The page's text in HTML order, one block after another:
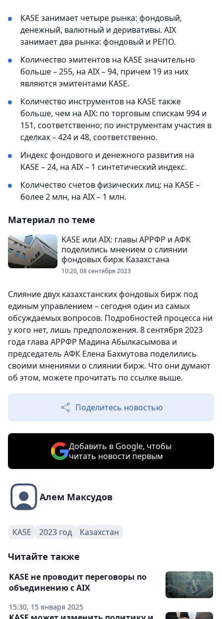
KASE занимает четыре рынка: фондовый,
денежный, валютный и деривативы. AIX
занимает два рынка: фондовый и РЕПО.
Количество эмитентов на KASE значительно
больше – 255, на AIX – 94, причем 19 из них
являются эмитентами KASE.
Количество инструментов на KASE также
больше, чем на AIX: по торговым спискам 994 и
151, соответственно; по инструментам участия в
сделках – 424 и 48, соответственно.
Индекс фондового и денежного развития на
KASE – 24, на AIX – 1 синтетический индекс.
Количество счетов физических лиц: на KASE –
более 2 млн, на AIX – 1 млн.
Материал по теме
KASE или AIX: главы АРРФР и АФК
поделились мнением о слиянии
фондовых бирж Казахстана
10:20, 08 сентября 2023
Слияние двух казахстанских фондовых бирж под
единым управлением – сегодня один из самых
обсуждаемых вопросов. Подробностей процесса ни
у кого нет, лишь предположения. 8 сентября 2023
года глава АРРФР Мадина Абылкасымова и
председатель АФК Елена Бахмутова поделились
своими мнениями о слиянии бирж. Что они думают
об этом, можете прочитать по ссылке выше.
Поделитесь новостью
Добавить в Google, чтобы
читать новости первым
Алем Максудов
KASE 2023 год Казахстан
Читайте также
15:30, 15 января 2025
KASE не проводит переговоры по
объединению с AIX